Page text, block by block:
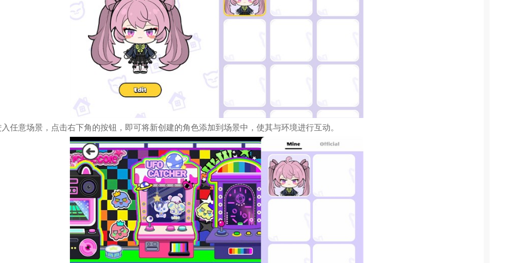
任意场景，点击右下角的按钮，即可将新创建的角色添加到场景中，使其与环境进行互动。